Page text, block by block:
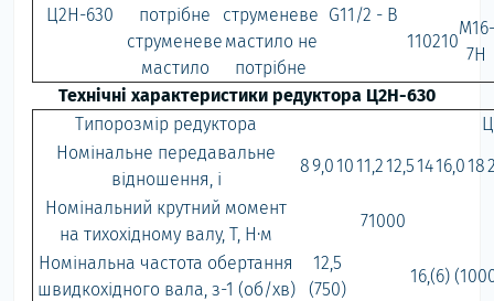
Ц2Н-630
G11/2 - B
потрібне
струменеве
мастило
струменеве
мастило не
потрібне
110210
М16-
7Н
Технічні характеристики редуктора Ц2Н-630
Типорозмір редуктора
Номінальне передавальне
відношення, i
89,01011,212,51416,018
Номінальний крутний момент
на тихохідному валу, Т, Н·м
71000
Номінальна частота обертання
швидкохідного вала, з-1 (об/хв)
12,5
(750)
16,(6)